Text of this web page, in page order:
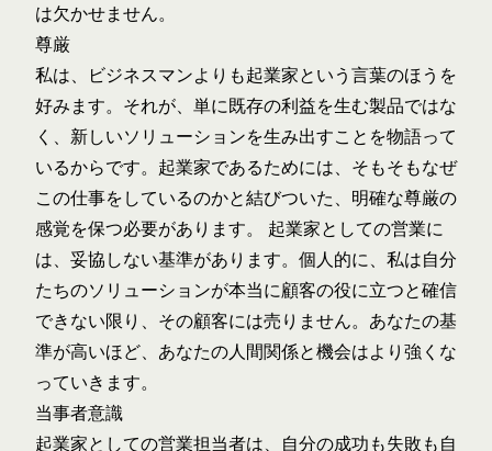
は欠かせません。
尊厳
私は、ビジネスマンよりも起業家という言葉のほうを
好みます。それが、単に既存の利益を生む製品ではな
く、新しいソリューションを生み出すことを物語って
いるからです。起業家であるためには、そもそもなぜ
この仕事をしているのかと結びついた、明確な尊厳の
感覚を保つ必要があります。 起業家としての営業に
は、妥協しない基準があります。個人的に、私は自分
たちのソリューションが本当に顧客の役に立つと確信
できない限り、その顧客には売りません。あなたの基
準が高いほど、あなたの人間関係と機会はより強くな
っていきます。
当事者意識
起業家としての営業担当者は、自分の成功も失敗も自